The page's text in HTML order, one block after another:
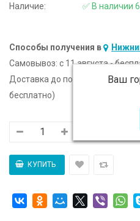
Наличие:
✅ В наличии
Способы получения в
Ваш
Самовывоз: c 11 августа -
Доставка до подъезда:
c 11
бесплатно)